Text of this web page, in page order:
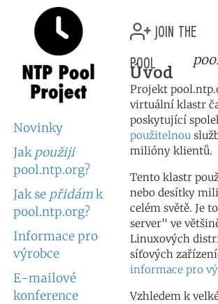
Novinky
Jak použiji
pool.ntp.org?
Jak se přidámk
pool.ntp.org?
Informace pro
výrobce
E-mailové
konference
join the
pool
Úvod
Projekt
virtuální klastr
poskytující
použitelnou
milióny klientů.
Tento klastr
nebo desítky
celém světě. Je
server" ve
Linuxových
síťových
informace pro
Vzhledem k